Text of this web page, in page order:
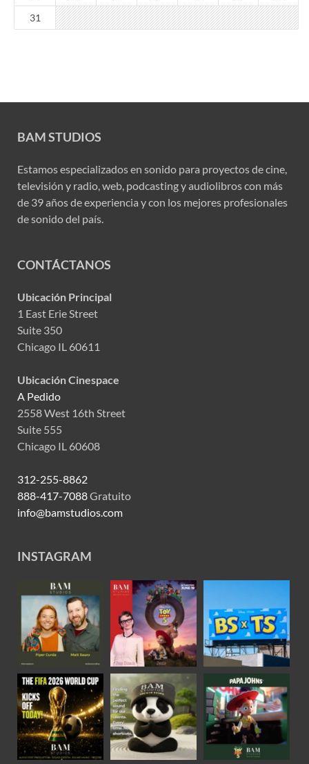
31
BAM STUDIOS
Estamos especializados en sonido para proyectos de cine,
televisión y radio, web, podcasting y audiolibros con más
de 39 años de experiencia y con los mejores profesionales
de sonido del país.
CONTÁCTANOS
Ubicación Principal
1 East Erie Street
Suite 350
Chicago IL 60611
Ubicación Cinespace
A Pedido
2558 West 16th Street
Suite 555
Chicago IL 60608
312-255-8862
888-417-7088Gratuito
info@bamstudios.com
INSTAGRAM